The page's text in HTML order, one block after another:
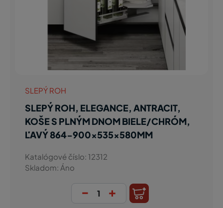
SLEPÝ ROH
SLEPÝ ROH, ELEGANCE, ANTRACIT,
KOŠE S PLNÝM DNOM BIELE/CHRÓM,
ĽAVÝ 864-900x535x580MM
Katalógové číslo: 12312
Skladom: Áno
- +